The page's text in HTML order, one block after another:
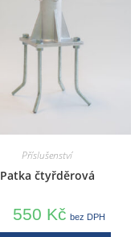
Příslušenství
Patka čtyřděrová
550 Kč bez DPH